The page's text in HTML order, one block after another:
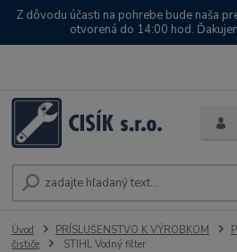
Z dôvodu účasti na pohrebe bude naša
otvorená do 14:00 hod.
Úvod PRÍSLUŠENSTVO K VÝROBKOM
čističe
STIHL Vodný filter